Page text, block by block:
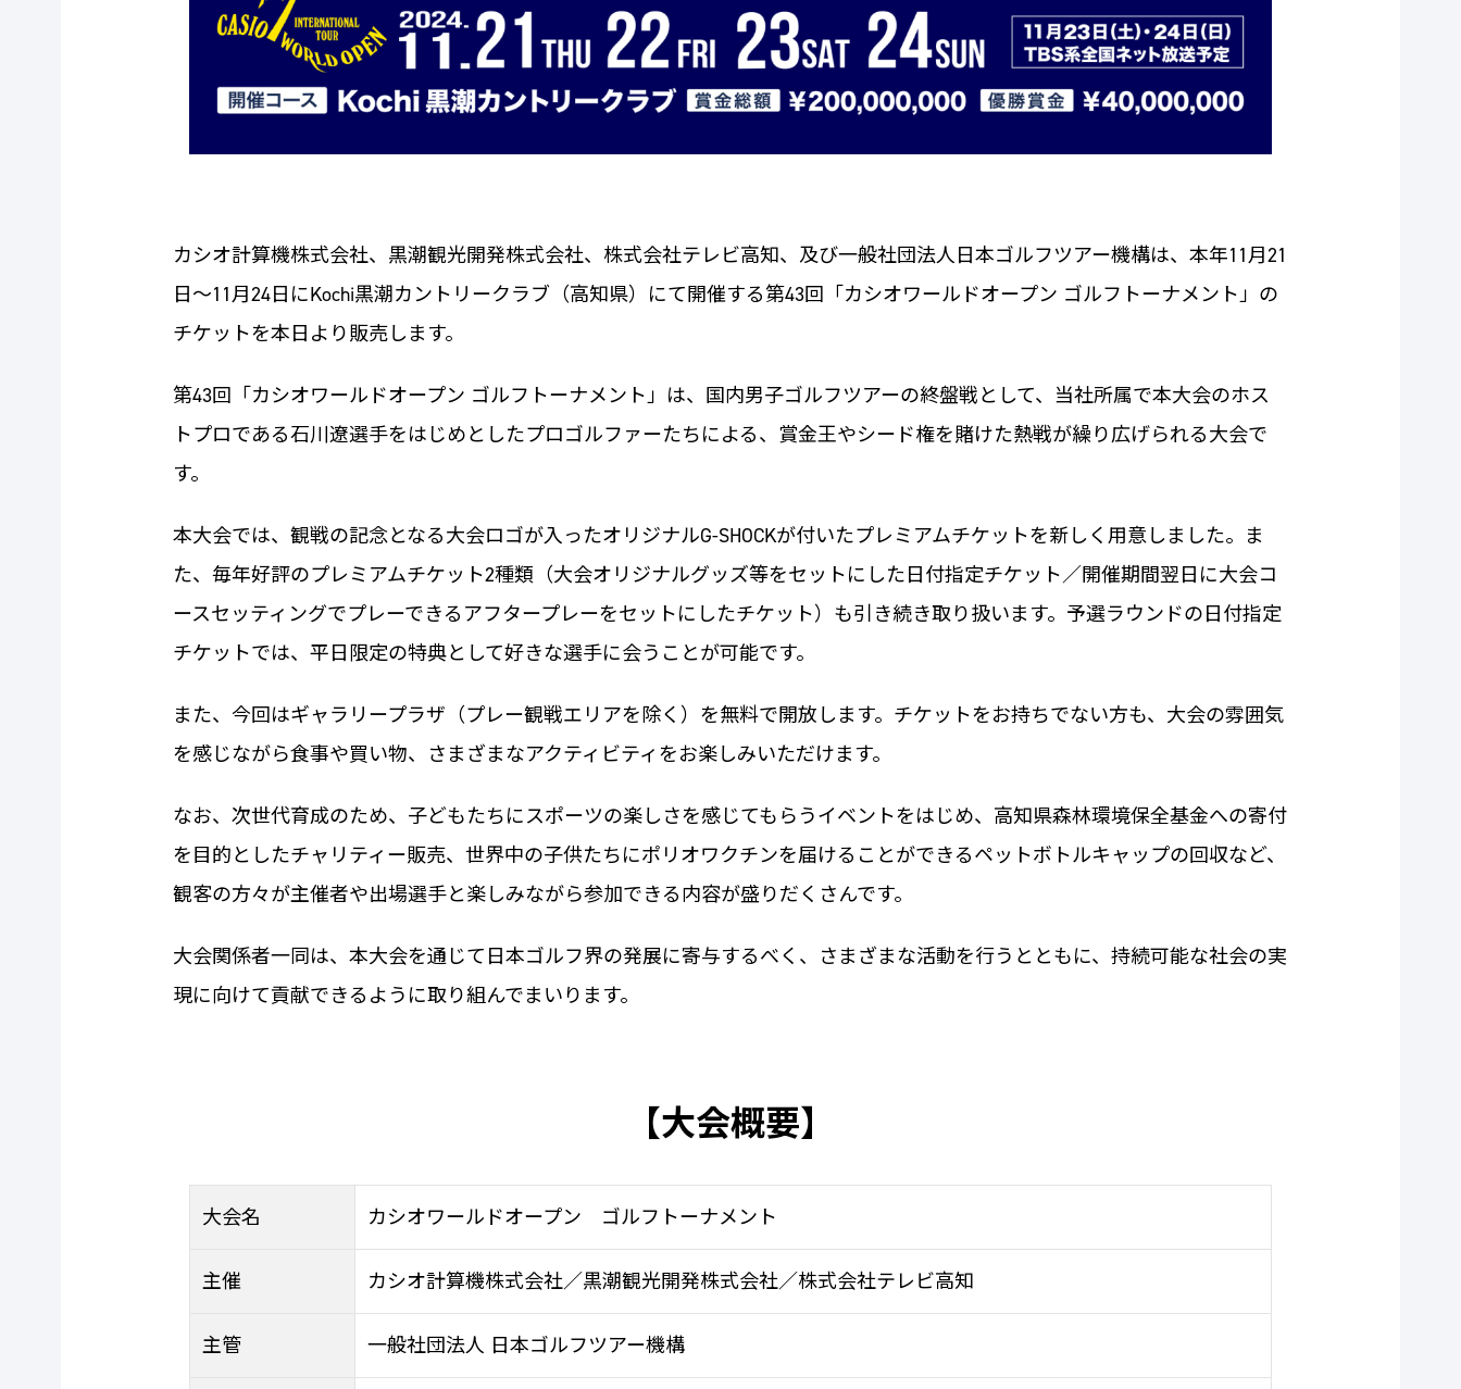
カシオ計算機株式会社、黒潮観光開発株式会社、株式会社テレビ高知、及び一般社団法人日本ゴルフツアー機構は、本年11月21
日～11月24日にKochi黒潮カントリークラブ（高知県）にて開催する第43回「カシオワールドオープン ゴルフトーナメント」の
チケットを本日より販売します。
第43回「カシオワールドオープン ゴルフトーナメント」は、国内男子ゴルフツアーの終盤戦として、当社所属で本大会のホス
トプロである石川遼選手をはじめとしたプロゴルファーたちによる、賞金王やシード権を賭けた熱戦が繰り広げられる大会で
す。
本大会では、観戦の記念となる大会ロゴが入ったオリジナルG-SHOCKが付いたプレミアムチケットを新しく用意しました。ま
た、毎年好評のプレミアムチケット2種類（大会オリジナルグッズ等をセットにした日付指定チケット／開催期間翌日に大会コ
ースセッティングでプレーできるアフタープレーをセットにしたチケット）も引き続き取り扱います。予選ラウンドの日付指定
チケットでは、平日限定の特典として好きな選手に会うことが可能です。
また、今回はギャラリープラザ（プレー観戦エリアを除く）を無料で開放します。チケットをお持ちでない方も、大会の雰囲気
を感じながら食事や買い物、さまざまなアクティビティをお楽しみいただけます。
なお、次世代育成のため、子どもたちにスポーツの楽しさを感じてもらうイベントをはじめ、高知県森林環境保全基金への寄付
を目的としたチャリティー販売、世界中の子供たちにポリオワクチンを届けることができるペットボトルキャップの回収など、
観客の方々が主催者や出場選手と楽しみながら参加できる内容が盛りだくさんです。
大会関係者一同は、本大会を通じて日本ゴルフ界の発展に寄与するべく、さまざまな活動を行うとともに、持続可能な社会の実
現に向けて貢献できるように取り組んでまいります。
【大会概要】
大会名 カシオワールドオープン ゴルフトーナメント
主催 カシオ計算機株式会社／黒潮観光開発株式会社／株式会社テレビ高知
主管 一般社団法人 日本ゴルフツアー機構